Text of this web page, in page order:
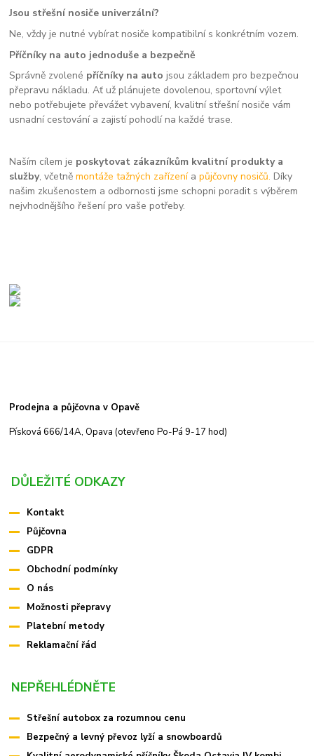
Jsou střešní nosiče univerzální?
Ne, vždy je nutné vybírat nosiče kompatibilní s konkrétním vozem.
Příčníky na auto jednoduše a bezpečně
Správně zvolené příčníky na auto jsou základem pro bezpečnou
přepravu nákladu. Ať už plánujete dovolenou, sportovní výlet
nebo potřebujete převážet vybavení, kvalitní střešní nosiče vám
usnadní cestování a zajistí pohodlí na každé trase.
Naším cílem je poskytovat zákazníkům kvalitní produkty a
služby, včetněmontáže tažných zařízení apůjčovny nosičů. Díky
našim zkušenostem a odbornosti jsme schopni poradit s výběrem
nejvhodnějšího řešení pro vaše potřeby.
Prodejna a půjčovna v Opavě
Písková 666/14A, Opava (otevřeno Po-Pá 9-17 hod)
DŮLEŽITÉ ODKAZY
Kontakt
Půjčovna
GDPR
Obchodní podmínky
O nás
Možnosti přepravy
Platební metody
Reklamační řád
NEPŘEHLÉDNĚTE
Střešní autobox za rozumnou cenu
Bezpečný a levný převoz lyží a snowboardů